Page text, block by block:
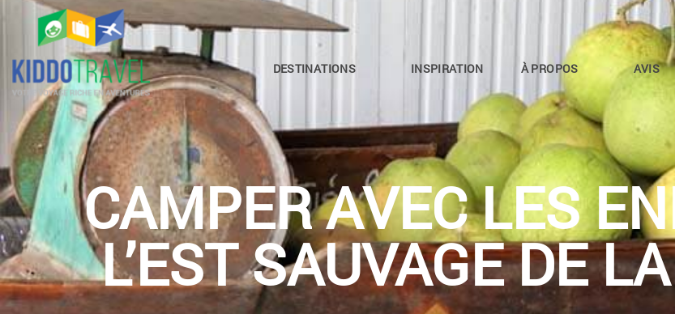
DESTINATIONS INSPIRATION À PROPOS AVIS
CAMPER AVEC LES
L’EST SAUVAGE DE